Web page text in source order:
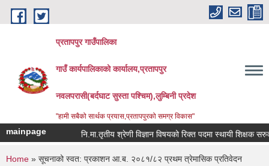
Skip to main content
प्रतापपुर गाउँपालिका
गाउँ कार्यपालिकाको कार्यालय,प्रतापपुर
नवलपरासी(बर्दघाट सुस्ता पश्चिम),लुम्बिनी प्रदेश
"हामी सबैको सार्थक प्रयास,प्रतापपुरको समग्र विकास"
mainpage नि.मा.तृतीय श्रेणी विज्ञान विषयको रिक्त पदमा स्थायी शिक्षक सरुवा
Home » सूचनाको स्वत: प्रकाशन आ.ब. २०८१/८२ प्रथम त्रेमासिक प्रतिवेदन